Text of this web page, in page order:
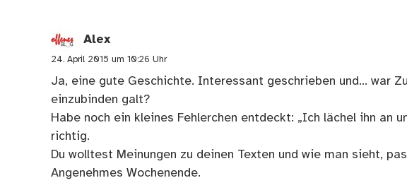
Alex
24. April 2015 um 10:26 Uhr
Ja, eine gute Geschichte. Interessant geschrieben und… war
einzubinden galt?
Habe noch ein kleines Fehlerchen entdeckt: „Ich lächel ihn an
richtig.
Du wolltest Meinungen zu deinen Texten und wie man sieht,
Angenehmes Wochenende.